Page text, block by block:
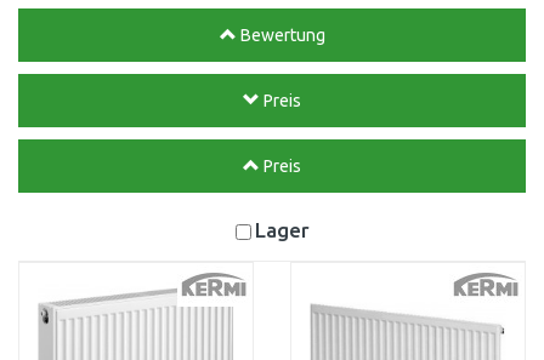
Bewertung
Preis
Preis
Lager